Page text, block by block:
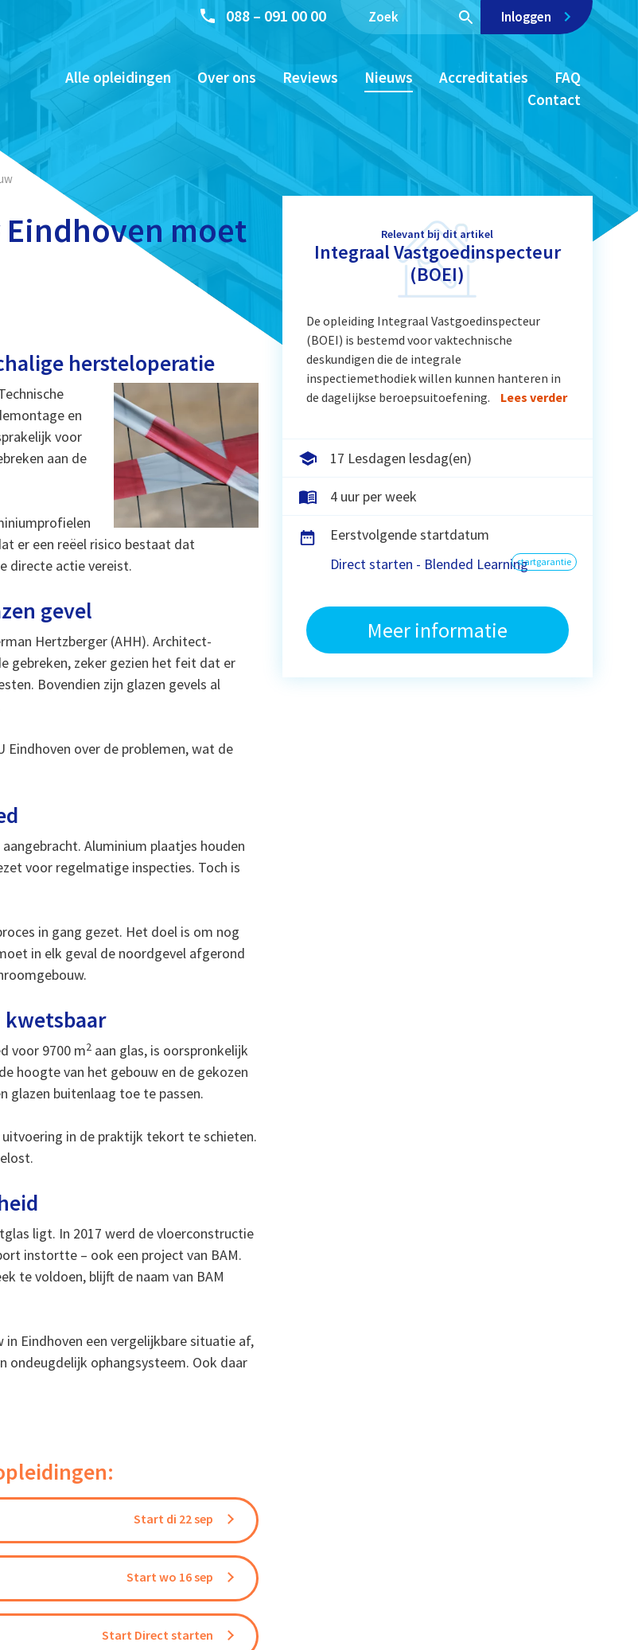
088 – 091 00 00 Inloggen
Alle opleidingen Over ons Reviews Nieuws Accreditaties
FAQ
Contact
moet
hersteloperatie
en
voor
aan de
er een reëel risico bestaat dat
directe actie vereist.
gevel
Hertzberger (AHH). Architect-
gebreken, zeker gezien het feit dat er
Bovendien zijn glazen gevels al
over de problemen, wat de
Aluminium plaatjes houden
voor regelmatige inspecties. Toch is
in gang gezet. Het doel is om nog
in elk geval de noordgevel afgerond
voor 9700 m2 aan glas, is oorspronkelijk
hoogte van het gebouw en de gekozen
glazen buitenlaag toe te passen.
in de praktijk tekort te schieten.
ligt. In 2017 werd de vloerconstructie
instortte – ook een project van BAM.
te voldoen, blijft de naam van BAM
Eindhoven een vergelijkbare situatie af,
ondeugdelijk ophangsysteem. Ook daar
Start di 22 sep
Start wo 16 sep
Start Direct starten
Relevant bij dit artikel
Integraal Vastgoedinspecteur
(BOEI)
De opleiding Integraal Vastgoedinspecteur
(BOEI) is bestemd voor vaktechnische
deskundigen die de integrale
inspectiemethodiek willen kunnen hanteren in
de dagelijkse beroepsuitoefening.
Lees verder
17 Lesdagen lesdag(en)
4 uur per week
Eerstvolgende startdatum
Direct starten - Blended Learningstartgarantie
Meer informatie